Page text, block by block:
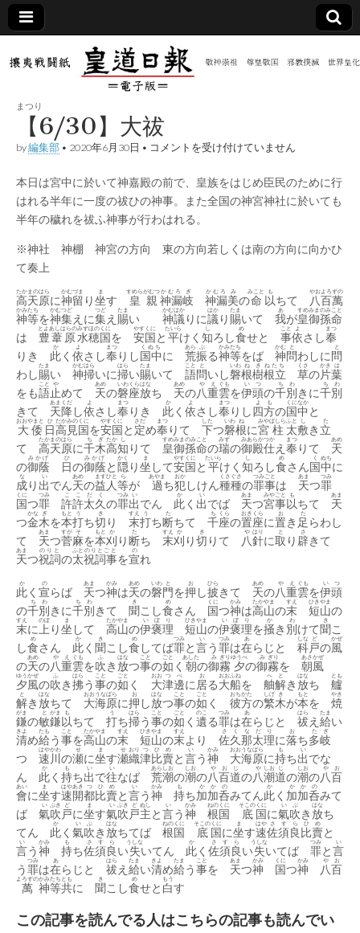
皇道
日報
（防
共新
聞）
電子
版
敬神
尊皇
｜昭
和八
年創
刊
実
践
攘夷
戦闘
まつり
【6/30】大祓
by編集部 • 2020年6月30日 • 【6/30】
は
コメントを受け付けていません
本日は宮中に於いて神嘉殿の前で、皇族をはじめ臣民のために行
はれる半年に一度の祓ひの神事。また全国の神宮神社に於いても
半年の穢れを祓ふ神事が行わはれる。
※神社 神棚 神宮の方向 東の方向若しくは南の方向に向かひ
て奏上
高天原
たかまのはら
に神
かむ
留
づま
り坐
ま
す 皇親
すめらがむつ
神漏
かむろ
岐
ぎ
神漏
かむろ
美
み
の命
みこと
以
も
ちて 八百萬
やおよろずの
神
かみ
等
たち
を神
かむ
集
つど
えに集
つど
え 賜
たま
い 神議
かむはか
りに議
はか
り 賜
たま
いて 我
あ
が皇御孫命
すめみまのみこと
は 豊葦原
とよあしはらの
水穂国
みずほのくに
を 安国
やすくに
と 平
たいら
けく 知
し
ろし食
め
せと 事
こと
依
よ
さし奉
まつ
りき 此
か
く 依
よ
さし奉
まつ
りし国中
くぬち
に 荒
あら
振
ぶ
る神
かみ
等
たち
をば 神
かむ
問
と
わしに問
と
わし賜
たま
い 神
かむ
掃
はら
いに掃
はら
い賜
たま
いて 語
こと
問
と
いし磐
いわ
根
ね
樹
き
根立
ねたち
草
くさ
の片
かき
葉
は
をも語
こと
止
や
めて 天
あめ
の磐
いわ
座
くら
放
はな
ち 天
あめ
の八
や
重
え
雲
ぐも
を伊
い
頭
つ
の千
ち
別
わ
きに千
ち
別
わ
きて 天
あま
降
くだ
し依
よ
さし奉
まつ
りき 此
か
く 依
よ
さし奉
まつ
りし四
よ
方
も
の国
くに
中
なか
と
大倭
おおやまと
日
ひ
高
だか
見
みの
国
くに
を安
やす
国
くに
と 定
さだ
め奉
まつ
りて 下
した
つ磐
いわ
根
ね
に宮
みや
柱
ばしら
太
ふと
敷
し
き 立
た
て 高天原
たかまのはら
に千
ち
木
ぎ
高
たか
知
し
りて 皇御孫命
すめみまのみこと
の瑞
みず
の御殿
みあらか
仕
つか
え 奉
まつ
りて 天
あめ
の御蔭
みかげ
日
ひ
の御蔭
みかげ
と隠
かく
り坐
ま
して安
やす
国
くに
と 平
たいら
けく 知
し
ろし食
め
さん国
く
中
ぬち
に
成
な
り 出
い
でん天
あめ
の益人
ますひと
等
ら
が 過
あやま
ち犯
おか
しけん種
くさ
種
ぐさ
の罪事
つみごと
は 天
あま
つ罪
つみ
国
くに
つ罪
つみ
許許太久
ここだく
の罪
つみ
出
い
でん 此
か
く 出
い
でば 天
あま
つ宮
みや
事
ごと
以
も
ちて 天
あま
つ金
かな
木
ぎ
を本
もと
打
う
ち切
き
り 末
すえ
打
う
ち断
た
ちて 千
ち
座
くら
の置
おき
座
くら
に置
お
き 足
た
らわし
て 天
あま
つ菅
すが
麻
そ
を本
もと
刈
か
り断
た
ち 末
すえ
刈
か
り切
き
りて 八
や
針
はり
に取
と
り 辟
さ
きて
天
あま
つ祝詞
のりと
の太
ふと
祝詞事
のりとごと
を宣
の
れ
此
か
く 宣
の
らば 天
あま
つ神
かみ
は天
あめ
の磐
いわ
門
と
を押
お
し披
ひら
きて 天
あめ
の八重
やえ
雲
ぐも
を伊頭
いつ
の千
ち
別
わ
きに千
ち
別
わ
きて 聞
き
こし食
め
さん 国
くに
つ神
かみ
は高
たか
山
やま
の末
すえ
短
ひき
山
やま
の
末
すえ
に 上
のぼ
り坐
ま
して 高
たか
山
やま
の伊
い
褒
ぼ
理
り
短
ひき
山
やま
の伊
い
褒
ぼ
理
り
を掻
か
き 別
わ
けて聞
き
こ
し食
め
さん 此
か
く 聞
き
こし食
め
してば罪
つみ
と言
い
う罪
つみ
は在
あ
らじと 科
しな
戸
ど
の風
かぜ
の天
あめ
の八
や
重
え
雲
ぐも
を吹
ふ
き 放
はな
つ事
こと
の如
ごと
く 朝
あした
の御
み
霧
ぎり
夕
ゆうべ
の御
み
霧
ぎり
を 朝
あさ
風
かぜ
夕
ゆう
風
かぜ
の吹
ふ
き拂
はら
う事
こと
の如
ごと
く 大
おお
津
つ
邊
べ
に 居
お
る大
おお
船
ふね
を 舳
へ
解
と
き 放
はな
ち 艫
とも
解
と
き 放
はな
ちて 大
おお
海
うな
原
ばら
に押
お
し放
はな
つ事
こと
の如
ごと
く 彼方
おちかた
の繁
しげ
木
き
が本
もと
を 焼
やき
鎌
がま
の敏
と
鎌
がま
以
も
ちて 打
う
ち掃
はら
う事
こと
の如
ごと
く 遺
のこ
る罪
つみ
は在
あ
らじと 祓
はら
え 給
たま
い
清
きよ
め給
たも
う事
こと
を高
たか
山
やま
の末
すえ
短
ひき
山
やま
の末
すえ
より 佐
さ
久
く
那
な
太
だ
理
り
に落
お
ち多
た
岐
ぎ
つ 速
はや
川
かわ
の瀬
せ
に坐
ま
す瀬
せ
織
おり
津
つ
比
ひ
賣
め
と言
い
う神
かみ
大
おお
海
うな
原
ばら
に持
も
ち出
い
でな
ん 此
か
く 持
も
ち出
い
で往
い
なば 荒
あら
潮
しお
の潮
しお
の八
や
百
お
道
じ
の八
や
潮
しお
道
じ
の潮
しお
の八
や
百
お
會
あい
に坐
ま
す速
はや
開
あき
都
つ
比
ひ
賣
め
と言
い
う神
かみ
持
も
ち加
か
加
か
呑
の
みてん此
か
く 加
か
加
か
呑
の
みて
ば 氣
い
吹
ぶき
戸
ど
に坐
ま
す氣
い
吹
ぶき
戸
ど
主
ぬし
と言
い
う神
かみ
根
ねの
国
くに
底
そこの
国
くに
に氣
い
吹
ぶ
き 放
はな
ち
てん 此
か
く 氣
い
吹
ぶ
き 放
はな
ちてば 根
ねの
国
くに
底
そこの
国
くに
に坐
ま
す速
はや
佐
さ
須
す
良
ら
比
ひ
賣
め
と
言
い
う神
かみ
持
も
ち佐
さ
須
す
良
ら
い失
うしな
いてん 此
か
く 佐
さ
須
す
良
ら
い失
うしな
いてば 罪
つみ
と言
い
う罪
つみ
は在
あ
らじと 祓
はら
え 給
たま
い清
きよ
め給
たま
う事
こと
を 天
あま
つ神
かみ
国
くに
つ神
かみ
八
や
百
お
萬
よろずの
神
かみ
等
たち
共
とも
に 聞
き
こし食
め
せと 白
もう
す
この記事を読んでる人はこちらの記事も読んでい